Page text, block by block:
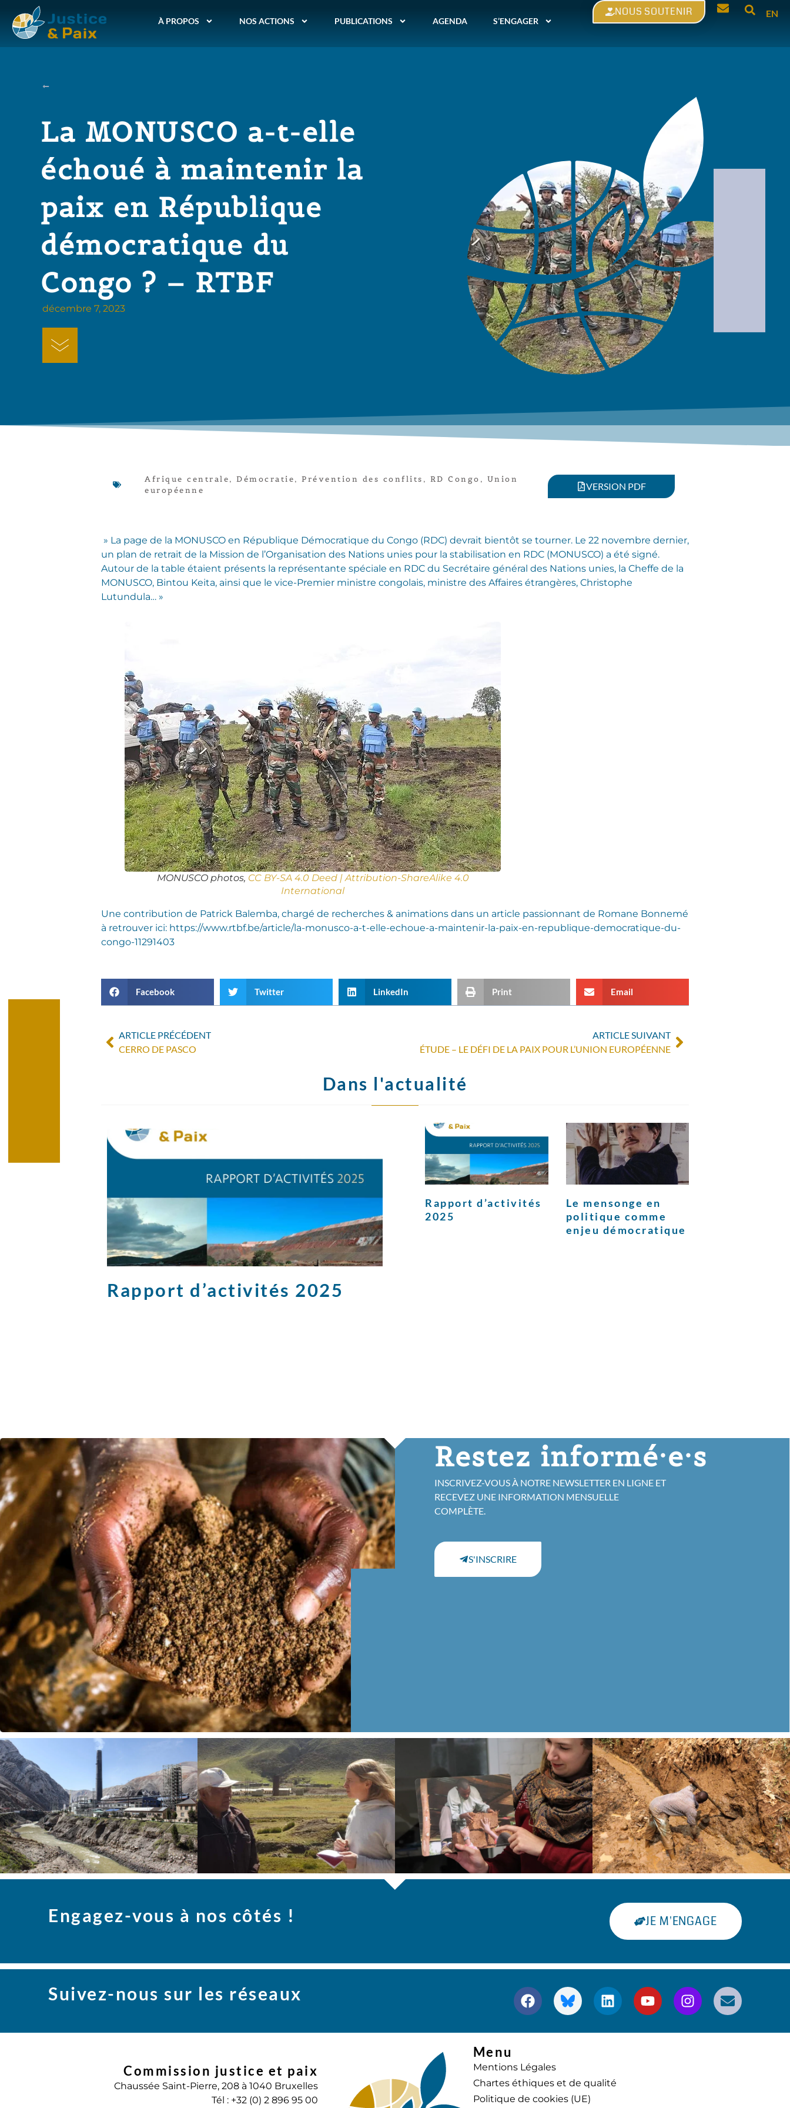
À PROPOS NOS ACTIONS PUBLICATIONS AGENDA S’ENGAGER
NOUS SOUTENIR EN
La MONUSCO a-t-elle
échoué à maintenir la
paix en République
démocratique du
Congo ? – RTBF
décembre 7, 2023
Afrique centrale, Démocratie, Prévention des conflits , RD Congo , Union
européenne
VERSION PDF
» La page de la MONUSCO en République Démocratique du Congo (RDC) devrait bientôt se tourner. Le 22 novembre dernier,
un plan de retrait de la Mission de l’Organisation des Nations unies pour la stabilisation en RDC (MONUSCO) a été signé.
Autour de la table étaient présents la représentante spéciale en RDC du Secrétaire général des Nations unies, la Cheffe de la
MONUSCO, Bintou Keita, ainsi que le vice-Premier ministre congolais, ministre des Affaires étrangères, Christophe
Lutundula… »
MONUSCO photos, CC BY-SA 4.0 Deed | Attribution-ShareAlike 4.0
International
Une contribution de Patrick Balemba, chargé de recherches & animations dans un article passionnant de Romane Bonnemé
à retrouver ici: https://www.rtbf.be/article/la-monusco-a-t-elle-echoue-a-maintenir-la-paix-en-republique-democratique-du-
congo-11291403
Facebook Twitter LinkedIn Print Email
ARTICLE PRÉCÉDENT
CERRO DE PASCO
ARTICLE SUIVANT
ÉTUDE – LE DÉFI DE LA PAIX POUR L’UNION EUROPÉENNE
Dans l'actualité
Rapport d’activités 2025
Rapport d’activités
2025
Le mensonge en
politique comme
enjeu démocratique
Restez informé·e·s
INSCRIVEZ-VOUS À NOTRE NEWSLETTER EN LIGNE ET
RECEVEZ UNE INFORMATION MENSUELLE
COMPLÈTE.
S'INSCRIRE
Engagez-vous à nos côtés ! JE M'ENGAGE
Suivez-nous sur les réseaux
Commission justice et paix
Chaussée Saint-Pierre, 208 à 1040 Bruxelles
Tél : +32 (0) 2 896 95 00
Menu
Mentions Légales
Chartes éthiques et de qualité
Politique de cookies (UE)